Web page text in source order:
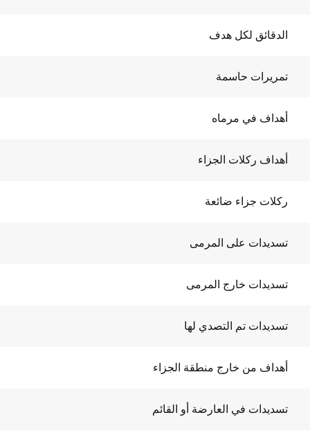
الدقائق لكل هدف
تمريرات حاسمة
أهداف في مرماه
أهداف ركلات الجزاء
ركلات جزاء ضائعة
تسديدات على المرمى
تسديدات خارج المرمى
تسديدات تم التصدي لها
أهداف من خارج منطقة الجزاء
تسديدات في العارضة أو القائم